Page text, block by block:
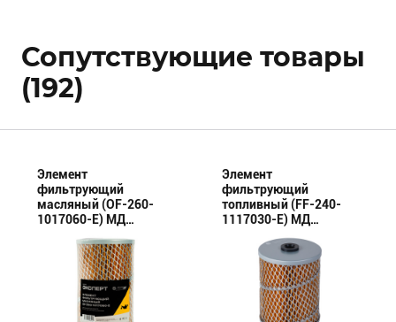
Сопутствующие товары
(192)
Элемент
фильтрующий
масляный (OF-260-
1017060-E) МД
(Эксперт)
Элемент
фильтрующий
топливный (FF-240-
1117030-E) МД